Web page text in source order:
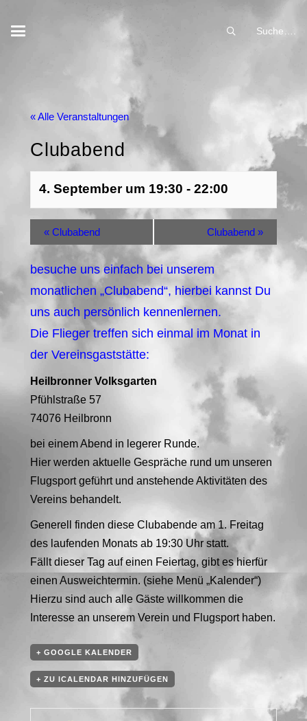
Suche….
« Alle Veranstaltungen
Clubabend
4. September um 19:30 - 22:00
« Clubabend Clubabend »
besuche uns einfach bei unserem
monatlichen „Clubabend“, hierbei kannst Du
uns auch persönlich kennenlernen.
Die Flieger treffen sich einmal im Monat in
der Vereinsgaststätte:
Heilbronner Volksgarten
Pfühlstraße 57
74076 Heilbronn
bei einem Abend in legerer Runde.
Hier werden aktuelle Gespräche rund um unseren
Flugsport geführt und anstehende Aktivitäten des
Vereins behandelt.
Generell finden diese Clubabende am 1. Freitag
des laufenden Monats ab 19:30 Uhr statt.
Fällt dieser Tag auf einen Feiertag, gibt es hierfür
einen Ausweichtermin. (siehe Menü „Kalender“)
Hierzu sind auch alle Gäste willkommen die
Interesse an unserem Verein und Flugsport haben.
+ GOOGLE KALENDER
+ ZU ICALENDAR HINZUFÜGEN